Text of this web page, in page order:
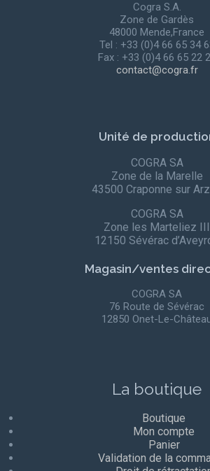
Cogra S.A.
Zone de Gardès
48000 Mende,France
Tel : +33 (0)4 66 65 34
Fax : +33 (0)4 66 65 22
contact@cogra.fr
Unité de
COGRA SA
Zone de la Marelle
43500 Craponne sur
COGRA SA
Zone les Marteliez III
12150 Sévérac
Magasin/ventes
COGRA SA
76 Route de Sévérac
12850 Onet-Le-
La boutique
Boutique
Mon compte
Panier
Validation de la